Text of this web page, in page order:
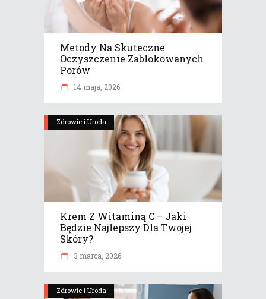
Metody Na Skuteczne
Oczyszczenie Zablokowanych
Porów
14 maja, 2026
Zdrowie i Uroda
Krem Z Witaminą C – Jaki
Będzie Najlepszy Dla Twojej
Skóry?
3 marca, 2026
Zdrowie i Uroda